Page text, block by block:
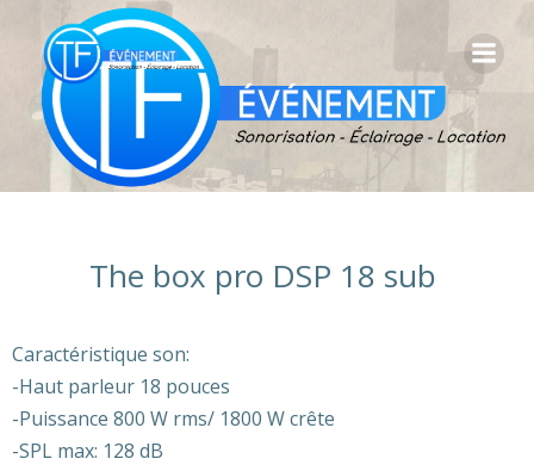
au
The box pro DSP 18 sub
Caractéristique son:
-Haut parleur 18 pouces
-Puissance 800 W rms/ 1800 W crête
-SPL max: 128 dB